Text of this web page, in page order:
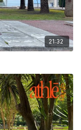
21:32